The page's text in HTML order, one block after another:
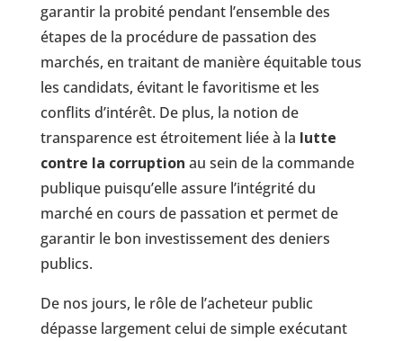
garantir la probité pendant l’ensemble des
étapes de la procédure de passation des
marchés, en traitant de manière équitable tous
les candidats, évitant le favoritisme et les
conflits d’intérêt. De plus, la notion de
transparence est étroitement liée à la lutte
contre la corruption au sein de la commande
publique puisqu’elle assure l’intégrité du
marché en cours de passation et permet de
garantir le bon investissement des deniers
publics.
De nos jours, le rôle de l’acheteur public
dépasse largement celui de simple exécutant